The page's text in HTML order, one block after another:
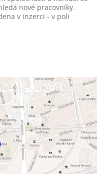
nové pracovníky.
v inzerci - v poli